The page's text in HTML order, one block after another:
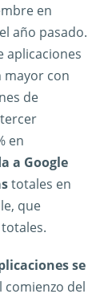
en
año pasado.
aplicaciones
mayor con
de
en
a Google
totales en
que
se
comienzo del